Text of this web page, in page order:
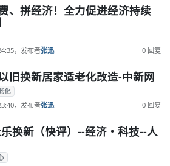
、拼经济！全力促进经济持续
，发布者张迅 0 回复
旧换新居家适老化改造-中新网
化
，发布者张迅 0 回复
换新（快评）--经济・科技--人